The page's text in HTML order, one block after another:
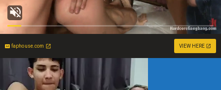
faphouse.com VIEW HERE